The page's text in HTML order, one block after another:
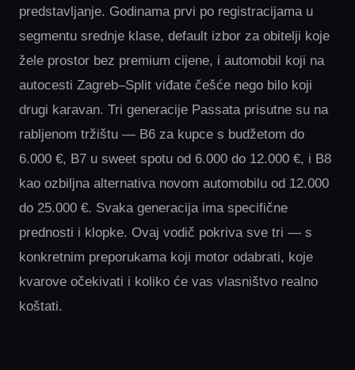
predstavljanje. Godinama prvi po registracijama u
segmentu srednje klase, default izbor za obitelji koje
žele prostor bez premium cijene, i automobil koji na
autocesti Zagreb–Split viđate češće nego bilo koji
drugi karavan. Tri generacije Passata prisutne su na
rabljenom tržištu — B6 za kupce s budžetom do
6.000 €, B7 u sweet spotu od 6.000 do 12.000 €, i B8
kao ozbiljna alternativa novom automobilu od 12.000
do 25.000 €. Svaka generacija ima specifične
prednosti i klopke. Ovaj vodič pokriva sve tri — s
konkretnim preporukama koji motor odabrati, koje
kvarove očekivati i koliko će vas vlasništvo realno
koštati.